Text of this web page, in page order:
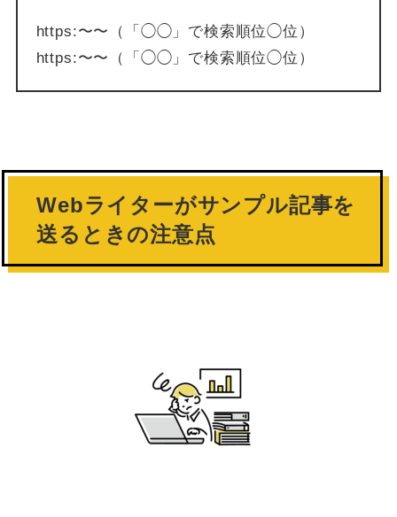
https:〜〜（「◯◯」で検索順位◯位）
https:〜〜（「◯◯」で検索順位◯位）
Webライターがサンプル記事を
送るときの注意点